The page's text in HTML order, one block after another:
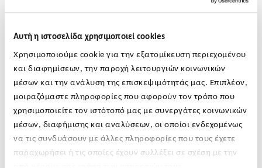
Αυτή η ιστοσελίδα χρησιμοποιεί cookies
Χρησιμοποιούμε cookie για την εξατομίκευση περιεχομένου
και διαφημίσεων, την παροχή λειτουργιών κοινωνικών
μέσων και την ανάλυση της επισκεψιμότητάς μας. Επιπλέον,
μοιραζόμαστε πληροφορίες που αφορούν τον τρόπο που
χρησιμοποιείτε τον ιστότοπό μας με συνεργάτες κοινωνικών
μέσων, διαφήμισης και αναλύσεων, οι οποίοι ενδεχομένως
να τις συνδυάσουν με άλλες πληροφορίες που τους έχετε
παραχωρήσει ή τις οποίες έχουν συλλέξει σε σχέση με την